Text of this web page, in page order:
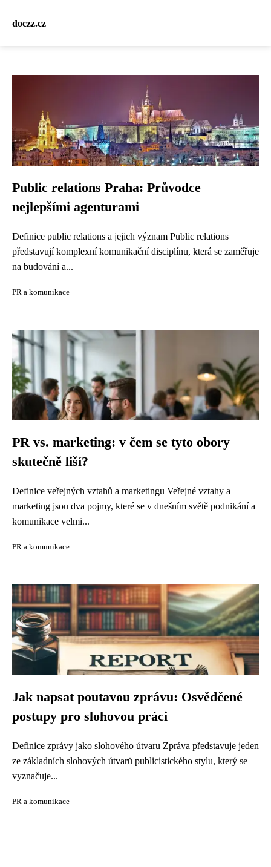
doczz.cz
Public relations Praha: Průvodce
nejlepšími agenturami
Definice public relations a jejich význam Public relations
představují komplexní komunikační disciplínu, která se zaměřuje
na budování a...
PR a komunikace
PR vs. marketing: v čem se tyto obory
skutečně liší?
Definice veřejných vztahů a marketingu Veřejné vztahy a
marketing jsou dva pojmy, které se v dnešním světě podnikání a
komunikace velmi...
PR a komunikace
Jak napsat poutavou zprávu: Osvědčené
postupy pro slohovou práci
Definice zprávy jako slohového útvaru Zpráva představuje jeden
ze základních slohových útvarů publicistického stylu, který se
vyznačuje...
PR a komunikace